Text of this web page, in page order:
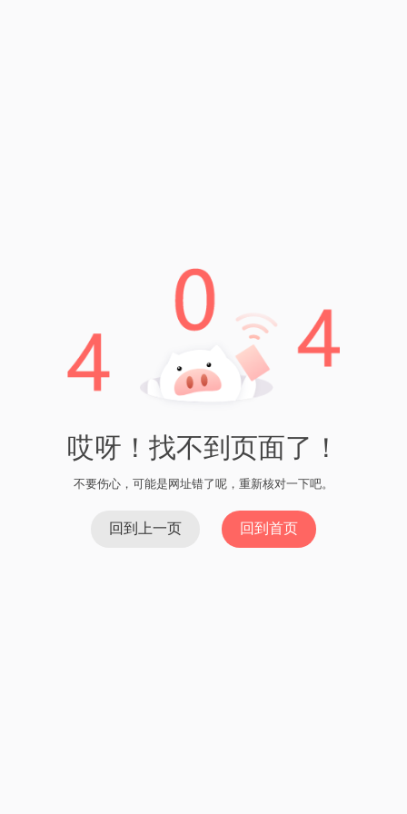
哎呀！找不到页面了！
不要伤心，可能是网址错了呢，重新核对一下吧。
回到上一页 回到首页